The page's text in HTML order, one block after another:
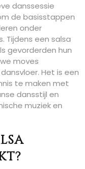
danssessie
de basisstappen
onder
Tijdens een salsa
gevorderden hun
moves
Het is een
te maken met
dansstijl en
muziek en